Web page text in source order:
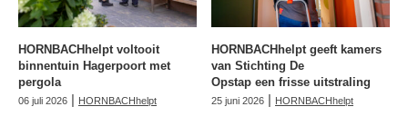
HORNBACHhelpt voltooit
binnentuin Hagerpoort met
pergola
06 juli 2026 | HORNBACHhelpt
HORNBACHhelpt geeft kamers
van Stichting De
Opstap een frisse uitstraling
25 juni 2026 | HORNBACHhelpt